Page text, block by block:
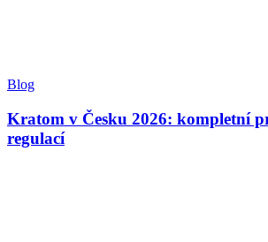
Blog
Kratom v Česku 2026: kompletní
regulací